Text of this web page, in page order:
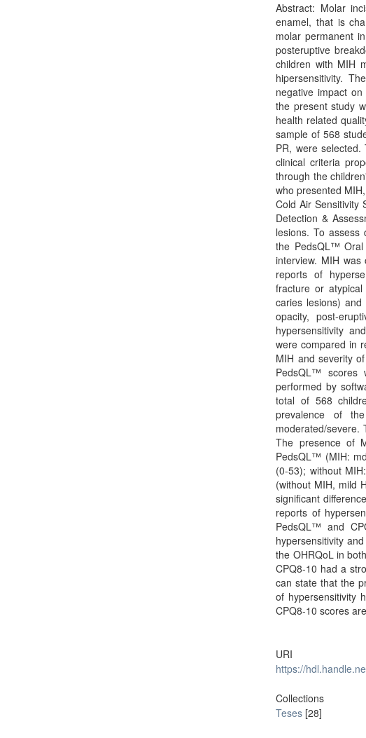
Abstract: Molar
enamel, that is
molar permanent
posteruptive
children with MIH
hipersensitivity.
negative impact
the present study
health related
sample of 568
PR, were
clinical criteria
through the
who presented
Cold Air Sensitivity
Detection &
lesions. To assess
the PedsQL™ Oral
interview. MIH
reports of
fracture or
caries lesions)
opacity, post-
hypersensitivity
were compared in
MIH and severity
PedsQL™ scores
performed by
total of 568
prevalence of
moderated/severe.
The presence of
PedsQL™ (MIH:
(0-53); without
(without MIH, mild
significant
reports of
PedsQL™ and
hypersensitivity
the OHRQoL in
CPQ8-10 had a
can state that the
of hypersensitivity
CPQ8-10 scores
URI
https://
Collections
Teses [28]